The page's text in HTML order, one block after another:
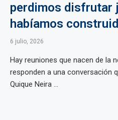
perdimos disfrutar
habíamos
6 julio, 2026
Hay reuniones que nacen de la
responden a una conversación
Quique Neira ...